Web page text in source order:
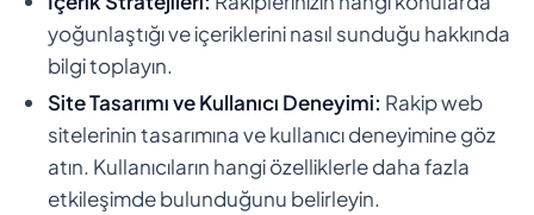
yoğunlaştığı ve içeriklerini nasıl sunduğu hakkında
bilgi toplayın.
Site Tasarımı ve Kullanıcı Deneyimi: Rakip web
sitelerinin tasarımına ve kullanıcı deneyimine göz
atın. Kullanıcıların hangi özelliklerle daha fazla
etkileşimde bulunduğunu belirleyin.